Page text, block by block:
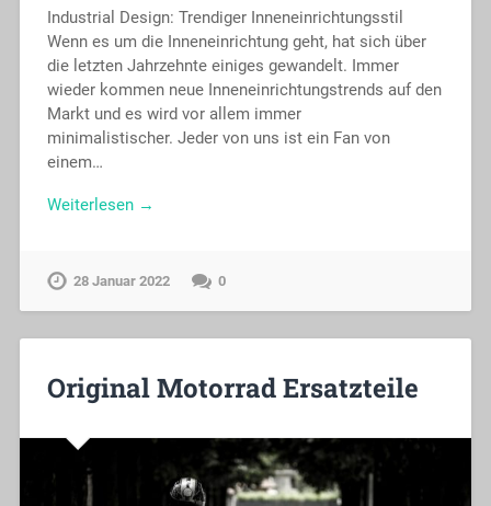
Industrial Design: Trendiger Inneneinrichtungsstil
Wenn es um die Inneneinrichtung geht, hat sich über
die letzten Jahrzehnte einiges gewandelt. Immer
wieder kommen neue Inneneinrichtungstrends auf den
Markt und es wird vor allem immer
minimalistischer. Jeder von uns ist ein Fan von
einem…
Weiterlesen →
28 Januar 2022 0
Original Motorrad Ersatzteile